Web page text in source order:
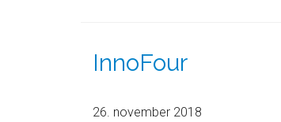
InnoFour
26. november 2018